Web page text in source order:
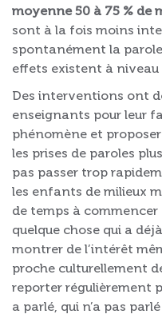
moyenne 50 à 75 % de
sont à la fois moins
spontanément la
effets existent à niveau
Des interventions ont
enseignants pour leur
phénomène et
les prises de paroles
pas passer trop
les enfants de milieux
de temps à
quelque chose qui a
montrer de l’intérêt
proche culturellement
reporter régulièrement
a parlé, qui n’a pas